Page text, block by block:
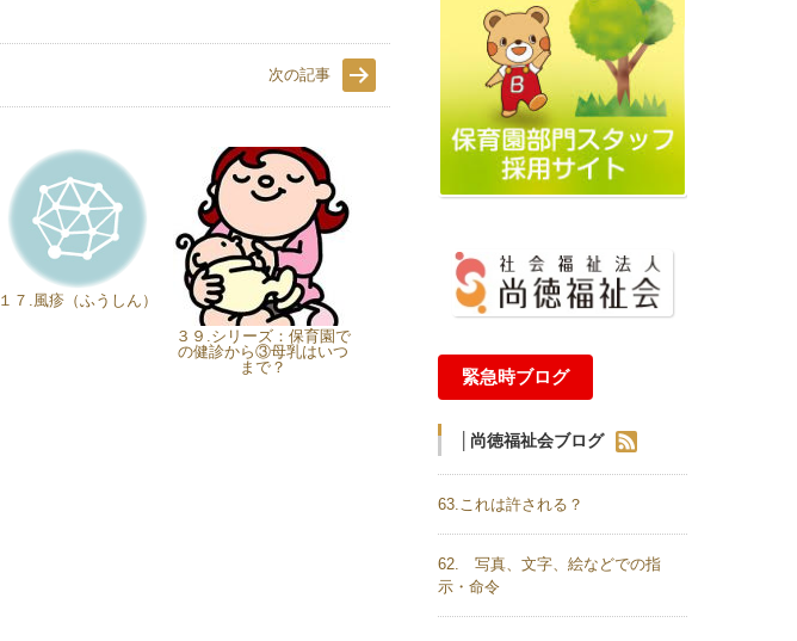
次の記事
１７.風疹（ふうしん）
３９.シリーズ：保育園で
の健診から③母乳はいつ
まで？
緊急時ブログ
│尚徳福祉会ブログ
63.これは許される？
62. 写真、文字、絵などでの指
示・命令